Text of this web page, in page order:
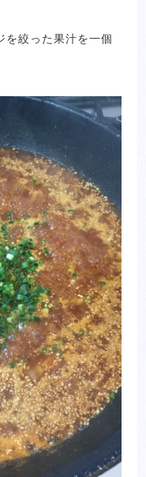
を絞った果汁を一個